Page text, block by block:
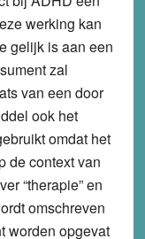
werking kan
gelijk is aan een
zal
van een door
ook het
omdat het
de context van
“therapie” en
omschreven
worden opgevat